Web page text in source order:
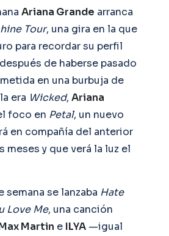
Ariana Grande arranca
Tour, una gira en la que
para recordar su perfil
de haberse pasado
en una burbuja de
era Wicked, Ariana
foco en Petal, un nuevo
en compañía del anterior
meses y que verá la luz el
semana se lanzaba Hate
Love Me, una canción
Martin e ILYA —igual